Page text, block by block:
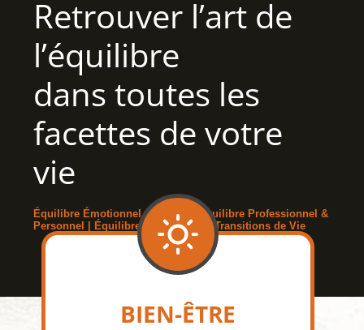
Retrouver l’art de
l’équilibre
dans toutes les
facettes de votre
vie
Équilibre Émotionnel & Mental | Équilibre Professionnel &
Personnel | Équilibre Relationnel & Transitions de Vie
BIEN-ÊTRE